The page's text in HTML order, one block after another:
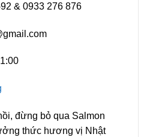
& 0933 276 876
đừng bỏ qua Salmon
thức hương vị Nhật